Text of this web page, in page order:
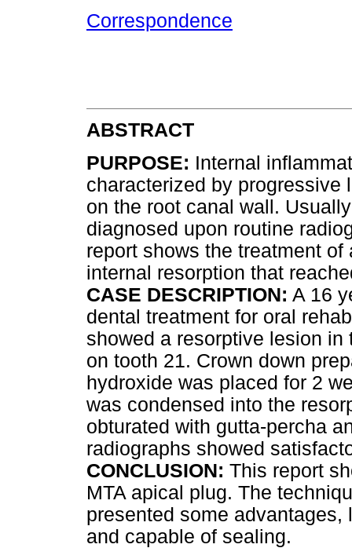
Correspondence
ABSTRACT
PURPOSE: Internal
characterized by progressive
on the root canal wall.
diagnosed upon routine
report shows the treatment
internal resorption that
CASE DESCRIPTION: A 16
dental treatment for oral
showed a resorptive lesion
on tooth 21. Crown down
hydroxide was placed for 2
was condensed into the
obturated with gutta-percha
radiographs showed
CONCLUSION: This report
MTA apical plug. The
presented some
and capable of sealing.